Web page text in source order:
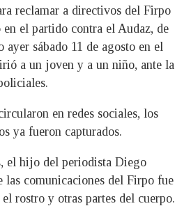
reclamar a directivos del Firpo
el partido contra el Audaz, de
ayer sábado 11 de agosto en el
a un joven y a un niño, ante la
en redes sociales, los
ya fueron capturados.
el hijo del periodista Diego
las comunicaciones del Firpo fue
rostro y otras partes del cuerpo.